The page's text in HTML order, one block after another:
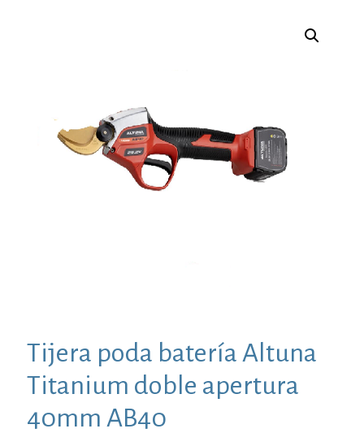
Tijera poda batería Altuna
Titanium doble apertura
40mm AB40